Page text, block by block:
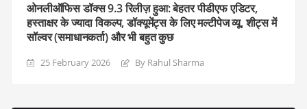
ओनलीऑफिस डॉक्स 9.3 रिलीज़ हुआ: बेहतर पीडीएफ एडिटर,
हस्ताक्षर के ज्यादा विकल्प, डॉक्यूमेंट्स के लिए मल्टीपेज व्यू, शीट्स में
सॉल्वर (समाधानकर्ता) और भी बहुत कुछ
25 February 2026 By Rahul Sharma